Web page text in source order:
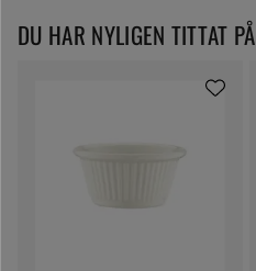
DU HAR NYLIGEN TITTAT PÅ